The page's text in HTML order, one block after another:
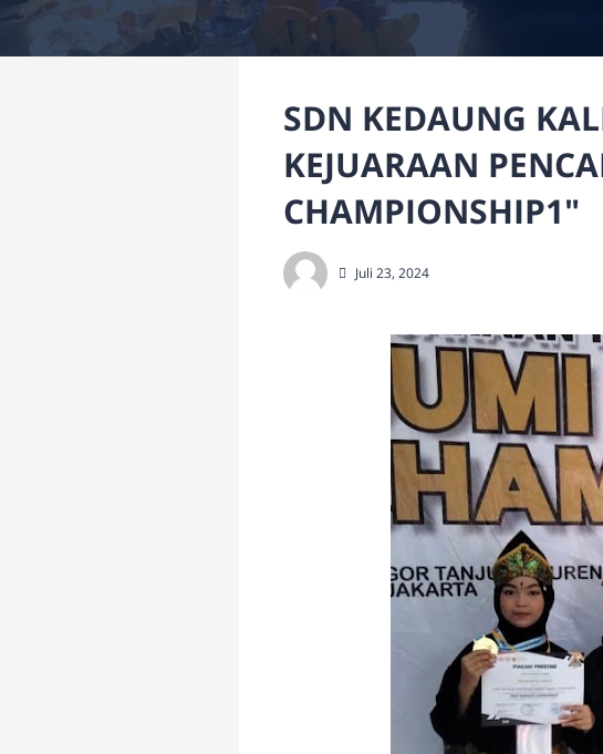
SDN KEDAUNG
KEJUARAAN
CHAMPIONSHIP1"
Juli 23, 2024